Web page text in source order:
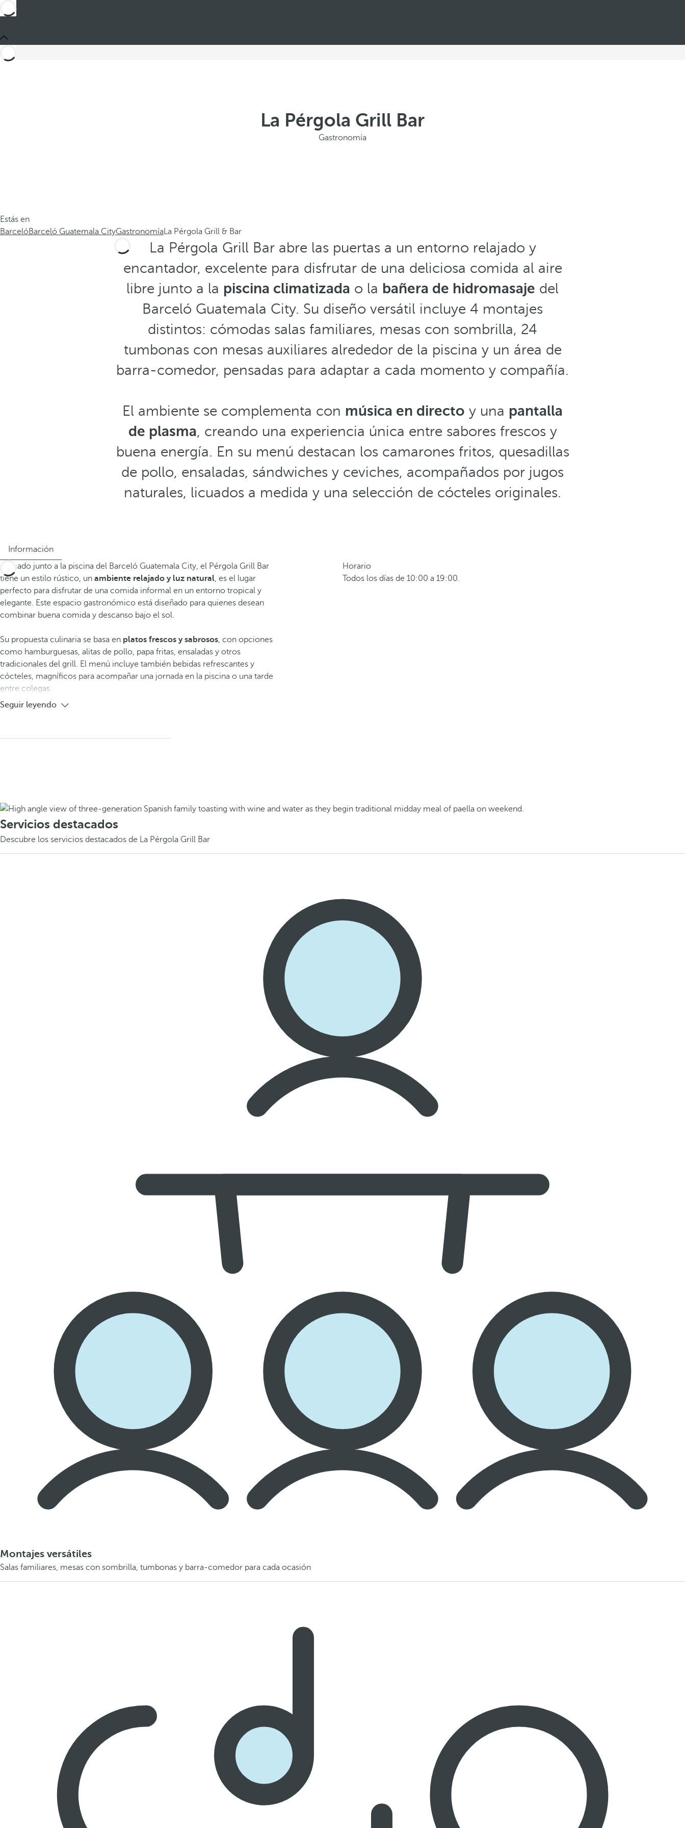
La Pérgola Grill Bar
Gastronomía
Estás en
BarcelóBarceló Guatemala CityGastronomíaLa Pérgola Grill & Bar
La Pérgola Grill Bar abre las puertas a un entorno relajado y
encantador, excelente para disfrutar de una deliciosa comida al aire
libre junto a la piscina climatizada o la bañera de hidromasaje del
Barceló Guatemala City. Su diseño versátil incluye 4 montajes
distintos: cómodas salas familiares, mesas con sombrilla, 24
tumbonas con mesas auxiliares alrededor de la piscina y un área de
barra-comedor, pensadas para adaptar a cada momento y compañía.
El ambiente se complementa con música en directo y una pantalla
de plasma, creando una experiencia única entre sabores frescos y
buena energía. En su menú destacan los camarones fritos, quesadillas
de pollo, ensaladas, sándwiches y ceviches, acompañados por jugos
naturales, licuados a medida y una selección de cócteles originales.
Información
Ubicado junto a la piscina del Barceló Guatemala City, el Pérgola Grill Bar
tiene un estilo rústico, un ambiente relajado y luz natural, es el lugar
perfecto para disfrutar de una comida informal en un entorno tropical y
elegante. Este espacio gastronómico está diseñado para quienes desean
combinar buena comida y descanso bajo el sol.
Su propuesta culinaria se basa en platos frescos y sabrosos, con opciones
como hamburguesas, alitas de pollo, papa fritas, ensaladas y otros
tradicionales del grill. El menú incluye también bebidas refrescantes y
cócteles, magníficos para acompañar una jornada en la piscina o una tarde
entre colegas.
Seguir leyendo
Horario
Todos los días de 10:00 a 19:00.
Servicios destacados
Descubre los servicios destacados de La Pérgola Grill Bar
Montajes versátiles
Salas familiares, mesas con sombrilla, tumbonas y barra-comedor para cada ocasión